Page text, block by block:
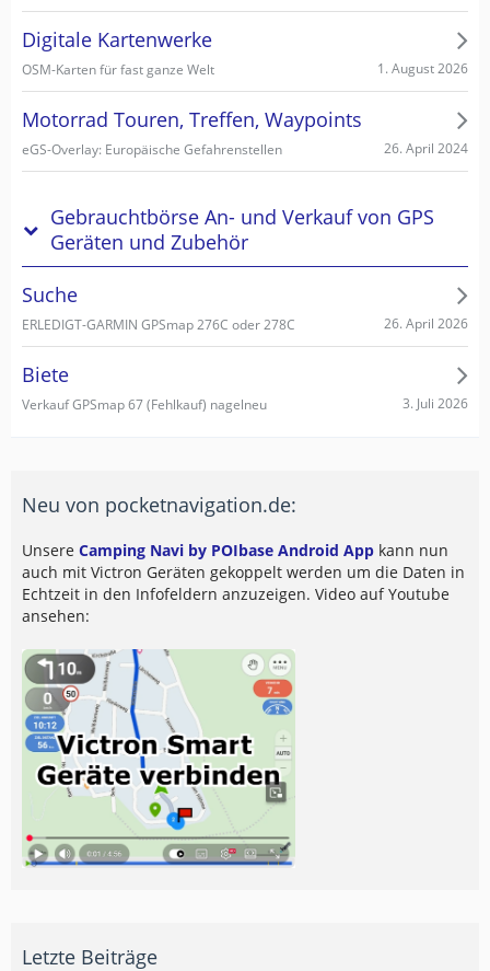
Digitale Kartenwerke
OSM-Karten für fast ganze Welt 1. August 2026
Motorrad Touren, Treffen, Waypoints
eGS-Overlay: Europäische Gefahrenstellen 26. April 2024
Gebrauchtbörse An- und Verkauf von GPS
Geräten und Zubehör
Suche
ERLEDIGT-GARMIN GPSmap 276C oder 278C 26. April 2026
Biete
Verkauf GPSmap 67 (Fehlkauf) nagelneu 3. Juli 2026
Neu von pocketnavigation.de:
Unsere Camping Navi by POIbase Android App kann nun
auch mit Victron Geräten gekoppelt werden um die Daten in
Echtzeit in den Infofeldern anzuzeigen. Video auf Youtube
ansehen:
Letzte Beiträge